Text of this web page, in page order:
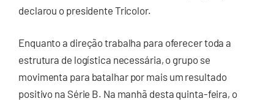
declarou o presidente Tricolor.
Enquanto a direção trabalha para oferecer toda a
estrutura de logística necessária, o grupo se
movimenta para batalhar por mais um resultado
positivo na Série B. Na manhã desta quinta-feira, o